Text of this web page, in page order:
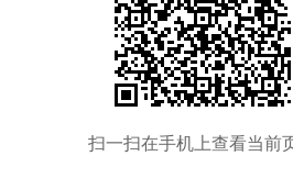
扫一扫在手机上查看当前